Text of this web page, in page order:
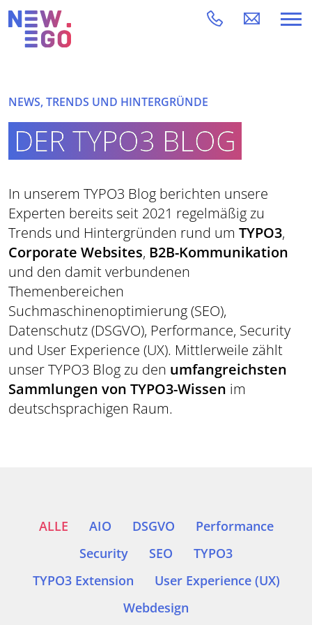
NEWS, TRENDS UND HINTERGRÜNDE
DER TYPO3 BLOG
In unserem TYPO3 Blog berichten unsere
Experten bereits seit 2021 regelmäßig zu
Trends und Hintergründen rund um TYPO3,
Corporate Websites, B2B-Kommunikation
und den damit verbundenen
Themenbereichen
Suchmaschinenoptimierung (SEO),
Datenschutz (DSGVO), Performance, Security
und User Experience (UX). Mittlerweile zählt
unser TYPO3 Blog zu den umfangreichsten
Sammlungen von TYPO3-Wissen im
deutschsprachigen Raum.
ALLE AIO DSGVO
Performance
Security
SEO
TYPO3
TYPO3 Extension
User Experience (UX)
Webdesign